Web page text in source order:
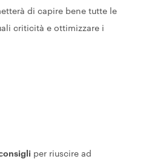
di capire bene tutte le
criticità e ottimizzare i
per riuscire ad